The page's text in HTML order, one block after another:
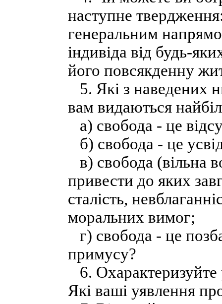
наступне
генеральним
індивіда від будь-
його повсякденну
5. Які з наведених
вам видаються
а) свобода - це
б) свобода - це
в) свобода (вільна
привести до яких
сталість,
моральних вимог;
г) свобода - це
примусу?
6. Охарактеризуйте
Які ваші уявлення